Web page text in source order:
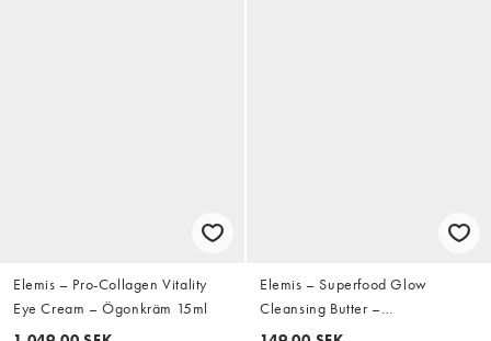
Elemis – Pro-Collagen Vitality
Eye Cream – Ögonkräm 15ml
Elemis – Superfood Glow
Cleansing Butter –
Rengöringskräm, 20ml